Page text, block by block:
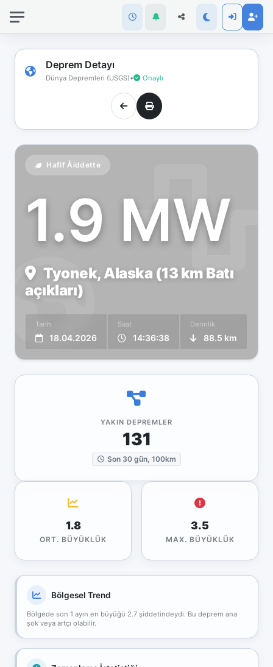
Deprem Detayı
Dünya Depremleri (USGS)• Onaylı
Hafif Åiddette
1.9 MW
Tyonek, Alaska (13 km Batı
açıkları)
Tarih
18.04.2026
Saat
14:36:38
Derinlik
88.5 km
YAKIN DEPREMLER
131
Son 30 gün, 100km
1.8
ORT. BÜYÜKLÜK
3.5
MAX. BÜYÜKLÜK
Bölgesel Trend
Bölgede son 1 ayın en büyüğü 2.7 şiddetindeydi. Bu deprem ana
şok veya artçı olabilir.
bağlantınız
koptu!
Çevrimdışı
moddasınız.